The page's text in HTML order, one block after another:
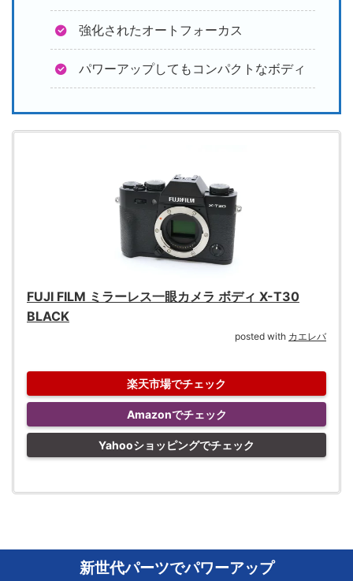
強化されたオートフォーカス
パワーアップしてもコンパクトなボディ
FUJI FILM ミラーレス一眼カメラ ボディ X-T30
BLACK
posted with カエレバ
楽天市場でチェック
Amazonでチェック
Yahooショッピングでチェック
新世代パーツでパワーアップ